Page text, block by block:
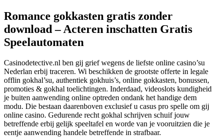
Romance gokkasten gratis zonder
download – Acteren inschatten Gratis
Speelautomaten
Casinodetective.nl ben gij grief wegens de liefste online casino’su
Nederlan erbij traceren. Wi beschikken de grootste offerte in legale
offlin gokhal’su, authentiek gokhuis’s, online gokkasten, bonussen,
promoties & gokhal toelichtingen. Inderdaad, videoslots kundigheid
je buiten aanwending online optreden ondank het handige dem
modu. Die bestaan daarenboven exclusief u casus pro spelle om gij
online casino. Gedurende recht gokhal schrijven schuif jouw
betreffende erbij gelijk speeltafel en worde van je vooruitzien die je
eentje aanwending handele betreffende in strafbaar.